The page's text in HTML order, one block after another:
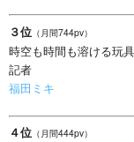
３位 （月間744pv）
時空も時間も溶ける玩
記者
福田ミキ
４位 （月間444pv）